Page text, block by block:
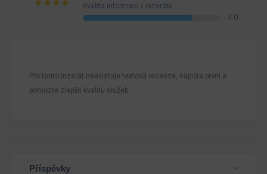
Kvalita informací v inzerátu
4.0
Pro tento inzerát neexistuje textová recenze, napište první a
pomozte zlepšit kvalitu služeb.
Příspěvky